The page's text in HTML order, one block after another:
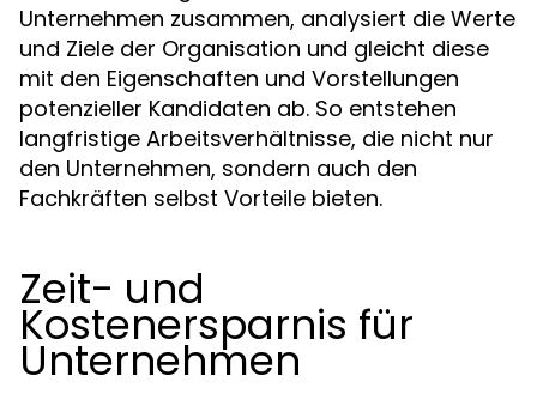
Unternehmen zusammen, analysiert die Werte
und Ziele der Organisation und gleicht diese
mit den Eigenschaften und Vorstellungen
potenzieller Kandidaten ab. So entstehen
langfristige Arbeitsverhältnisse, die nicht nur
den Unternehmen, sondern auch den
Fachkräften selbst Vorteile bieten.
Zeit- und
Kostenersparnis für
Unternehmen